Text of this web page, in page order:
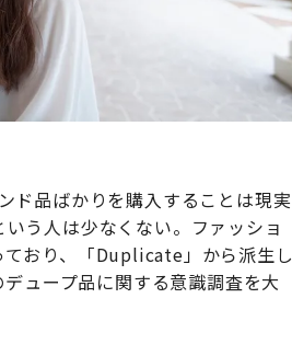
ド品ばかりを購入することは現実
う人は少なくない。ファッショ
ており、「Duplicate」から派生し
ュープ品に関する意識調査を大